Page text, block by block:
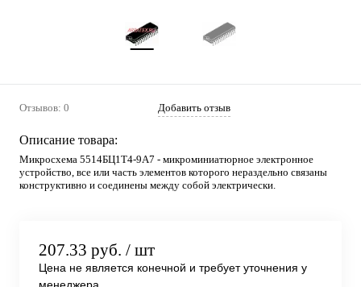
Отзывов: 0 Добавить отзыв
Описание товара:
Микросхема 5514БЦ1Т4-9А7 - микроминиатюрное электронное
устройство, все или часть элементов которого нераздельно связаны
конструктивно и соединены между собой электрически.
207.33 руб. / шт
Цена не является конечной и требует уточнения у